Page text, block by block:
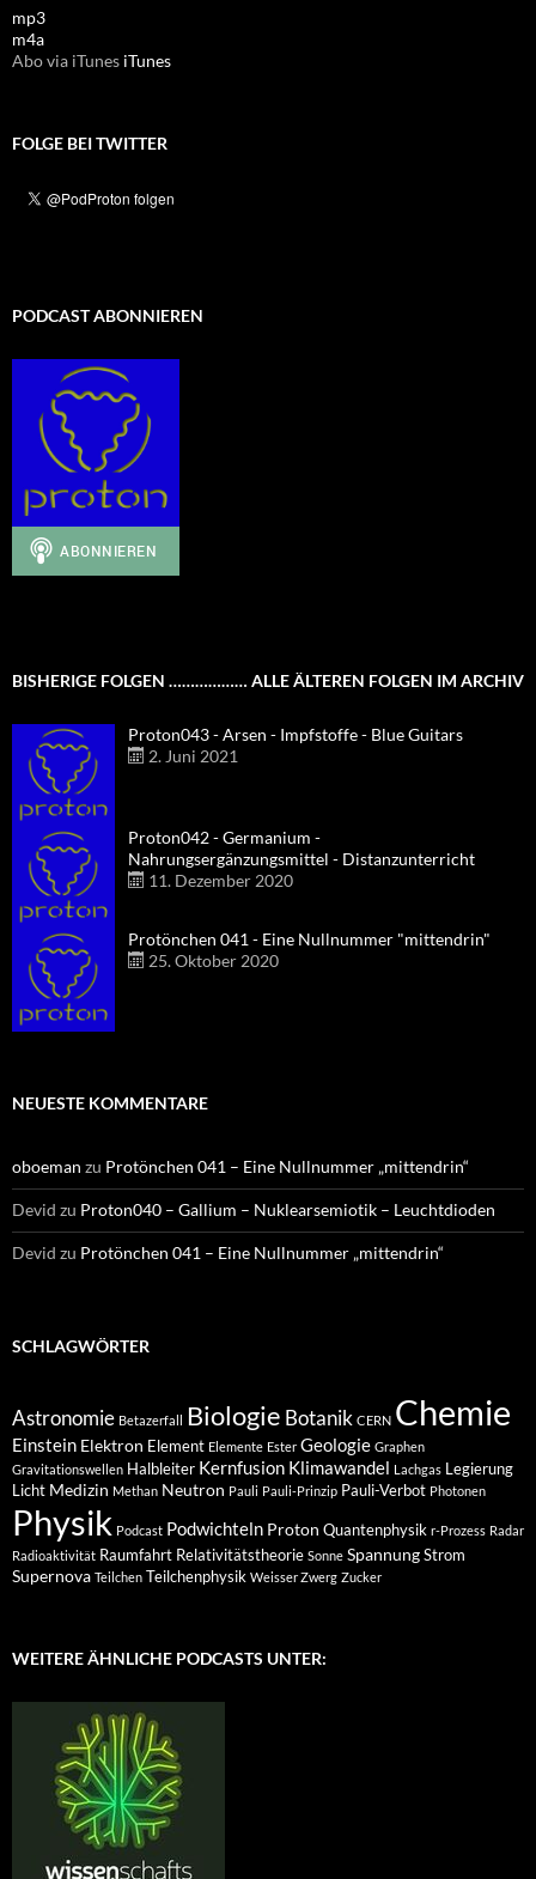
mp3
m4a
Abo via iTunes iTunes
FOLGE BEI TWITTER
PODCAST ABONNIEREN
BISHERIGE FOLGEN ……………… ALLE ÄLTEREN FOLGEN IM ARCHIV
Proton043 - Arsen - Impfstoffe - Blue Guitars
2. Juni 2021
Proton042 - Germanium -
Nahrungsergänzungsmittel - Distanzunterricht
11. Dezember 2020
Protönchen 041 - Eine Nullnummer "mittendrin"
25. Oktober 2020
NEUESTE KOMMENTARE
oboeman zu Protönchen 041 – Eine Nullnummer „mittendrin“
Devid zu Proton040 – Gallium – Nuklearsemiotik – Leuchtdioden
Devid zu Protönchen 041 – Eine Nullnummer „mittendrin“
SCHLAGWÖRTER
Astronomie Betazerfall Biologie Botanik CERN Chemie
Einstein Elektron Element Elemente Ester Geologie Graphen
Gravitationswellen Halbleiter Kernfusion Klimawandel Lachgas Legierung
Licht Medizin Methan Neutron Pauli Pauli-Prinzip Pauli-Verbot Photonen
Physik Podcast Podwichteln Proton Quantenphysik r-Prozess Radar
Radioaktivität Raumfahrt Relativitätstheorie Sonne Spannung Strom
Supernova Teilchen Teilchenphysik Weisser Zwerg Zucker
WEITERE ÄHNLICHE PODCASTS UNTER: